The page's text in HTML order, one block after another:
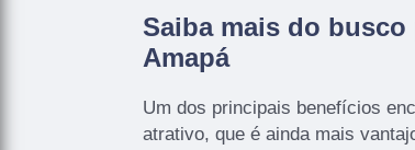
Saiba mais do
Amapá
Um dos principais benefícios
atrativo, que é ainda mais